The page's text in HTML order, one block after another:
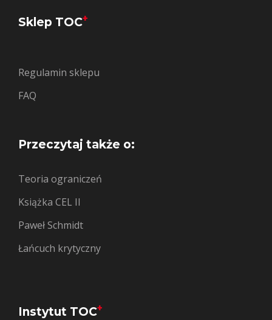
Sklep TOC+
Regulamin sklepu
FAQ
Przeczytaj także o:
Teoria ograniczeń
Książka CEL II
Paweł Schmidt
Łańcuch krytyczny
Instytut TOC+